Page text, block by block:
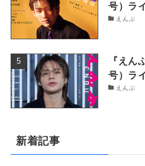
号）ラ
えんぶ
『えん
号）ラ
えんぶ
新着記事